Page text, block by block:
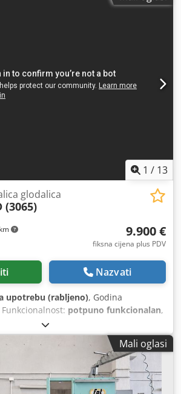
1 / 13
glodalica
(3065)
9.900 €
fiksna cijena plus PDV
Nazvati
upotrebu (rabljeno), Godina
Funkcionalnost: potpuno funkcionalan,
2.000 mm
, širina stola:700 mm, duljina stola:
HEIDENHAIN TNC-426 Hod osi X:
Hbox Akkjkr Hod osi Y: 800 mm Hod osi
vrh: ISO 50 Raspon brzine: 20 - 3000
vretena: 17 kW
Mali oglasi